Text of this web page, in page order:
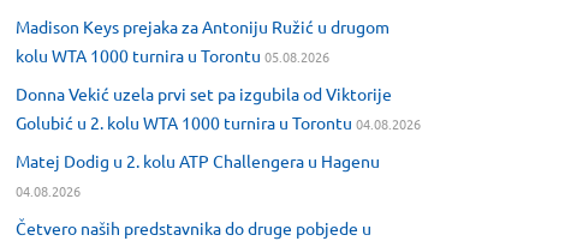
Madison Keys prejaka za Antoniju Ružić u drugom
kolu WTA 1000 turnira u Torontu 05.08.2026
Donna Vekić uzela prvi set pa izgubila od Viktorije
Golubić u 2. kolu WTA 1000 turnira u Torontu 04.08.2026
Matej Dodig u 2. kolu ATP Challengera u Hagenu
04.08.2026
Četvero naših predstavnika do druge pobjede u